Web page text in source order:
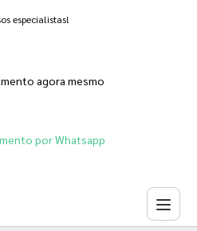
especialistas!
agora mesmo
por Whatsapp